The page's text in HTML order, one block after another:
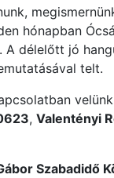
hónapban
A délelőtt jó
telt.
, Valentényi
Szabadidő